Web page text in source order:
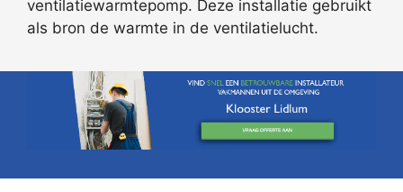
ventilatiewarmtepomp. Deze installatie gebruikt
als bron de warmte in de ventilatielucht.